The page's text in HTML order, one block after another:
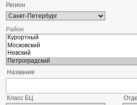
Другое
Регион
Район
Название
Класс БЦ